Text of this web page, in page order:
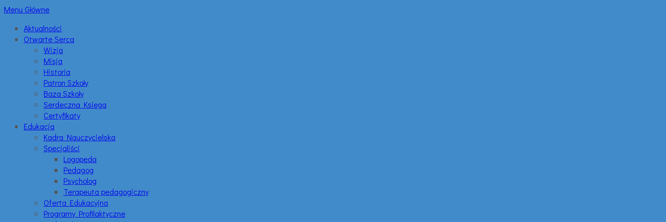
Menu Główne
Aktualności
Otwarte Serca
Wizja
Misja
Historia
Patron Szkoły
Baza Szkoły
Serdeczna Księga
Certyfikaty
Edukacja
Kadra Nauczycielska
Specjaliści
Logopeda
Pedagog
Psycholog
Terapeuta pedagogiczny
Oferta Edukacyjna
Programy Profilaktyczne